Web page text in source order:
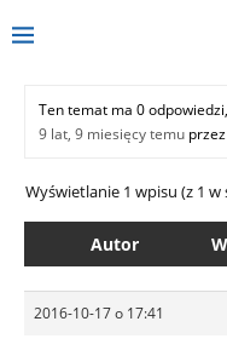
Ten temat ma 0
9 lat, 9 miesięcy temu przez
Wyświetlanie 1 wpisu (z 1 w
Autor
2016-10-17 o 17:41